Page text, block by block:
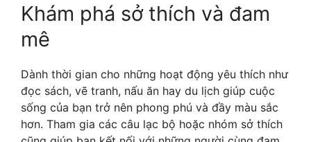
Khám phá sở thích và đam
mê
Dành thời gian cho những hoạt động yêu thích như
đọc sách, vẽ tranh, nấu ăn hay du lịch giúp cuộc
sống của bạn trở nên phong phú và đầy màu sắc
hơn. Tham gia các câu lạc bộ hoặc nhóm sở thích